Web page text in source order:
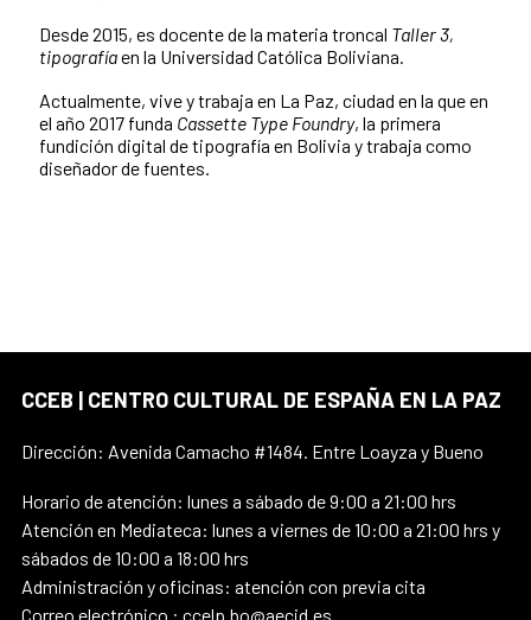
Desde 2015, es docente de la materia troncal Taller 3,
tipografíaen la Universidad Católica Boliviana.
Actualmente, vive y trabaja en La Paz, ciudad en la que en
el año 2017 funda Cassette Type Foundry, la primera
fundición digital de tipografía en Bolivia y trabaja como
diseñador de fuentes.
CCEB | CENTRO CULTURAL DE ESPAÑA EN LA PAZ
Dirección: Avenida Camacho #1484. Entre Loayza y Bueno
Horario de atención: lunes a sábado de 9:00 a 21:00 hrs
Atención en Mediateca: lunes a viernes de 10:00 a 21:00 hrs y
sábados de 10:00 a 18:00 hrs
Administración y oficinas: atención con previa cita
Correo electrónico : ccelp.bo@aecid.es